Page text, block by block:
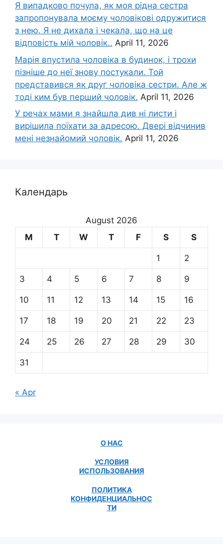
Я випадково почула, як моя рідна сестра
запропонувала моєму чоловікові одружитися
з нею. Я не дихала і чекала, що на це
відповість мій чоловік.. April 11, 2026
Марія впустила чоловіка в будинок, і трохи
пізніше до неї знову постукали. Той
представився як друг чоловіка сестри. Але ж
тоді ким був перший чоловік. April 11, 2026
У речах мами я знайшла див ні листи і
вирішила поїхати за адресою. Двері відчинив
мені незнайомий чоловік. April 11, 2026
Календарь
August 2026
M
T W T F S S
1 2
3 4 5 6 7 8 9
10 11 12 13 14 15 16
17 18 19 20 21 22 23
24 25 26 27 28 29 30
31
« Apr
О НАС
УСЛОВИЯ
ИСПОЛЬЗОВАНИЯ
ПОЛИТИКА
КОНФИДЕНЦИАЛЬНОС
ТИ